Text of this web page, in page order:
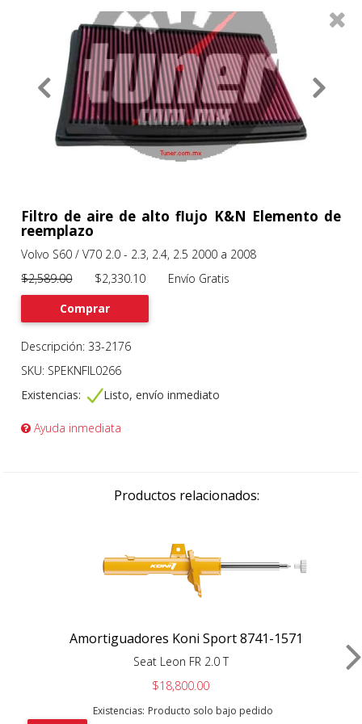
About
Services
Clients
Productos Filtros 0
Previous
Filtro de aire de alto flujo K&N Elemento de
reemplazo
Volvo S60 / V70 2.0 - 2.3, 2.4, 2.5 2000 a 2008
$2,589.00$2,330.10 Envío Gratis
Comprar
Descripción: 33-2176
SKU: SPEKNFIL0266
Existencias:
Listo, envío inmediato
Ayuda inmediata
Productos relacionados:
Amortiguadores Koni Sport 8741-1571
Seat Leon FR 2.0 T
$18,800.00
Existencias: Producto solo bajo pedido